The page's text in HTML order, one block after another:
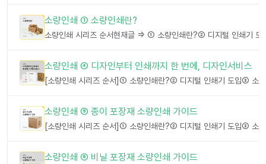
소량인쇄 ① 소량인쇄란?
소량인쇄 ④ 디자인부터 인쇄까지 한 번에, 디자인서비스
소량인쇄 ⑤ 종이 포장재 소량인쇄 가이드
소량인쇄 ⑥ 비닐 포장재 소량인쇄 가이드